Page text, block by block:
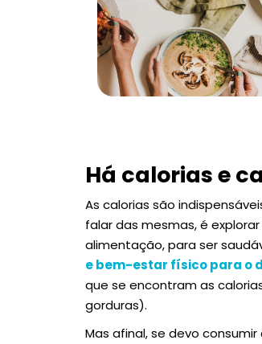
Há calorias e
As calorias são
falar das mesmas, é
alimentação, para ser
e bem-estar físico para o
que se encontram as
gorduras).
Mas afinal, se devo